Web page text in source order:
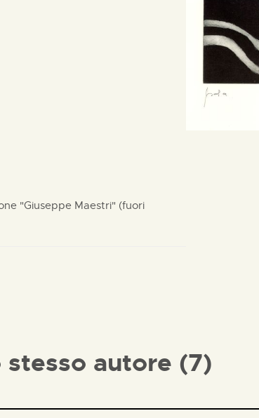
"Giuseppe Maestri" (fuori
autore (7)